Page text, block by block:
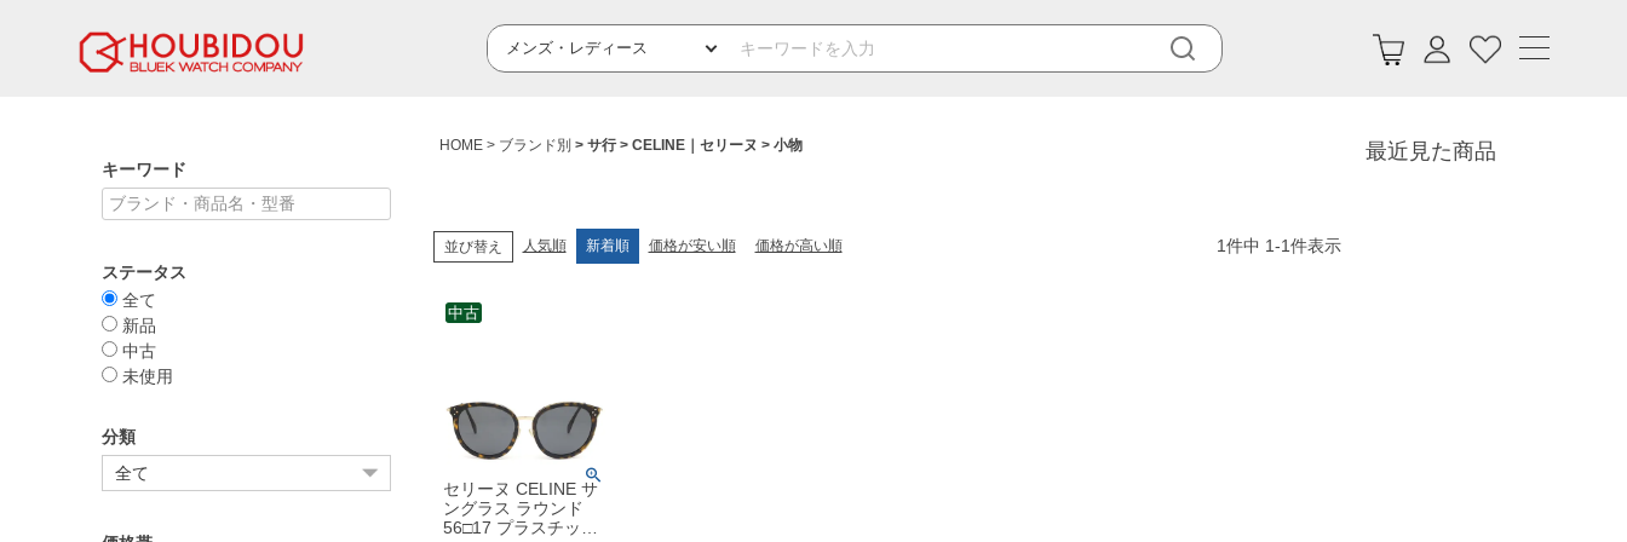
キーワード
ステータス
全て
新品
中古
未使用
分類
HOME ブランド別 サ行 CELINE｜セリーヌ 小物
並び替え 人気順 新着順 価格が安い順 価格が高い順 1件中 1-1件表示
セリーヌ CELINE サ
ングラス ラウンド
56□17 プラスチック
中古
最近見た商品